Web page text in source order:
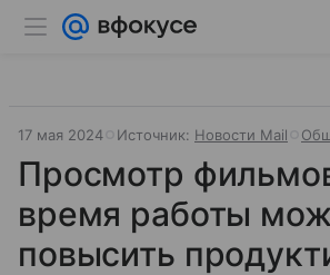
17 мая 2024 Источник: Новости Mail
Просмотр
время работы
повысить